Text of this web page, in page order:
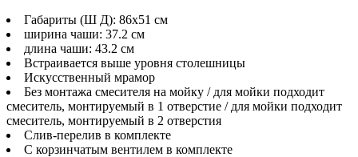
Габариты (Ш Д): 86x51 см
ширина чаши: 37.2 см
длина чаши: 43.2 см
Встраивается выше уровня столешницы
Искусственный мрамор
Без монтажа смесителя на мойку / для мойки подходит
смеситель, монтируемый в 1 отверстие / для мойки подходит
смеситель, монтируемый в 2 отверстия
Слив-перелив в комплекте
С корзинчатым вентилем в комплекте